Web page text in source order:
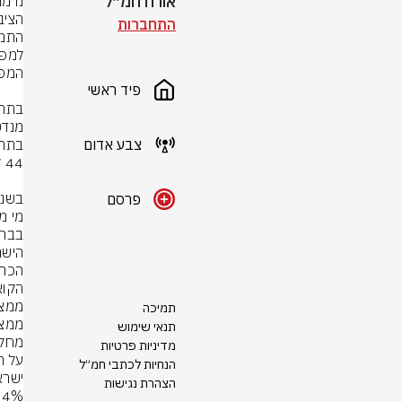
התחברות
פיד ראשי
צבע אדום
פרסם
תמיכה
תנאי שימוש
מדיניות פרטיות
הנחיות לכתבי חמ״ל
הצהרת נגישות